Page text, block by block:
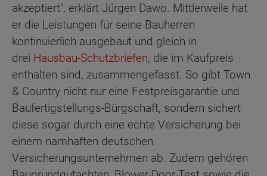
akzeptiert", erklärt Jürgen Dawo. Mittlerweile hat
er die Leistungen für seine Bauherren
kontinuierlich ausgebaut und gleich in
drei Hausbau-Schutzbriefen, die im Kaufpreis
enthalten sind, zusammengefasst. So gibt Town
& Country nicht nur eine Festpreisgarantie und
Baufertigstellungs-Bürgschaft, sondern sichert
diese sogar durch eine echte Versicherung bei
einem namhaften deutschen
Versicherungsunternehmen ab. Zudem gehören